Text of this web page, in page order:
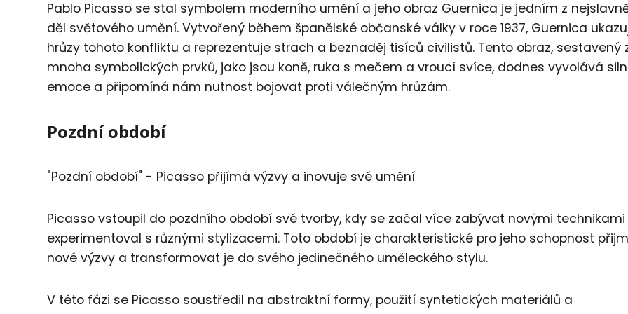
Pablo Picasso se stal symbolem moderního umění a jeho obraz Guernica je jedním z
děl světového umění. Vytvořený během španělské občanské války v roce 1937, Guernica
hrůzy tohoto konfliktu a reprezentuje strach a beznaděj tisíců civilistů. Tento obraz, sestavený
mnoha symbolických prvků, jako jsou koně, ruka s mečem a vroucí svíce, dodnes vyvolává
emoce a připomíná nám nutnost bojovat proti válečným hrůzám.
Pozdní období
"Pozdní období" - Picasso přijímá výzvy a inovuje své umění
Picasso vstoupil do pozdního období své tvorby, kdy se začal více zabývat novými technikami
experimentoval s různými stylizacemi. Toto období je charakteristické pro jeho schopnost
nové výzvy a transformovat je do svého jedinečného uměleckého stylu.
V této fázi se Picasso soustředil na abstraktní formy, použití syntetických materiálů a